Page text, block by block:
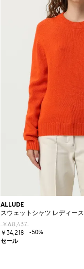
ALLUDE
スウェットシャツ レディース
￥68,437
￥34,218
-50%